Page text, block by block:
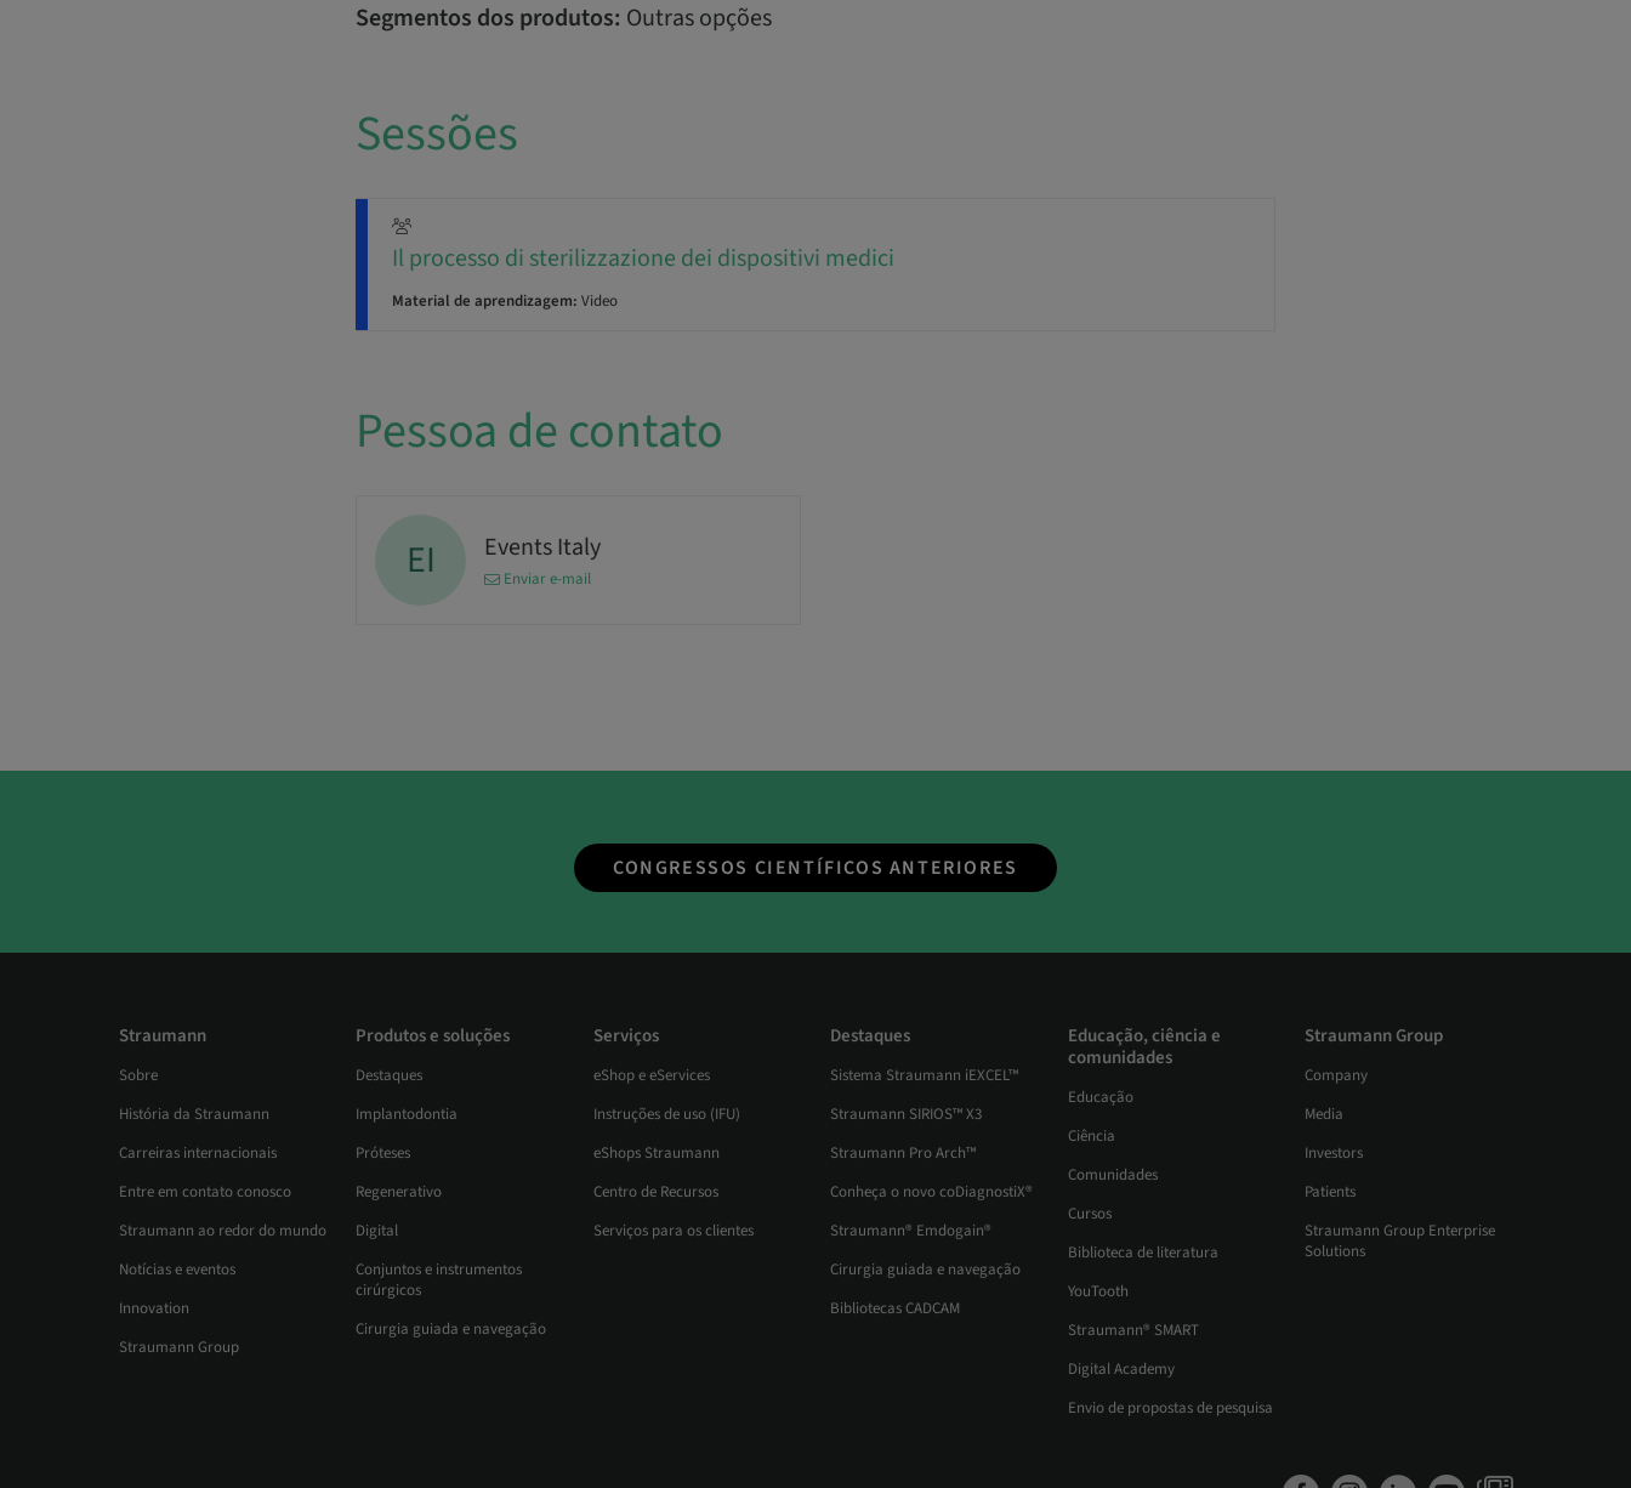
Segmentos dos produtos: Outras opções
Sessões
Il processo di sterilizzazione dei dispositivi medici
Material de aprendizagem: Video
Pessoa de contato
EI Events Italy
Enviar e-mail
CONGRESSOS CIENTÍFICOS ANTERIORES
Straumann
Sobre
História da Straumann
Carreiras internacionais
Entre em contato conosco
Straumann ao redor do mundo
Notícias e eventos
Innovation
Straumann Group
Produtos e soluções
Destaques
Implantodontia
Próteses
Regenerativo
Digital
Conjuntos e instrumentos
cirúrgicos
Cirurgia guiada e navegação
Serviços
eShop e eServices
Instruções de uso (IFU)
eShops Straumann
Centro de Recursos
Serviços para os clientes
Destaques
Sistema Straumann iEXCEL™
Straumann SIRIOS™ X3
Straumann Pro Arch™
Conheça o novo coDiagnostiX®
Straumann® Emdogain®
Cirurgia guiada e navegação
Bibliotecas CADCAM
Educação, ciência e
comunidades
Educação
Ciência
Comunidades
Cursos
Biblioteca de literatura
YouTooth
Straumann® SMART
Digital Academy
Envio de propostas de pesquisa
Straumann Group
Company
Media
Investors
Patients
Straumann Group Enterprise
Solutions